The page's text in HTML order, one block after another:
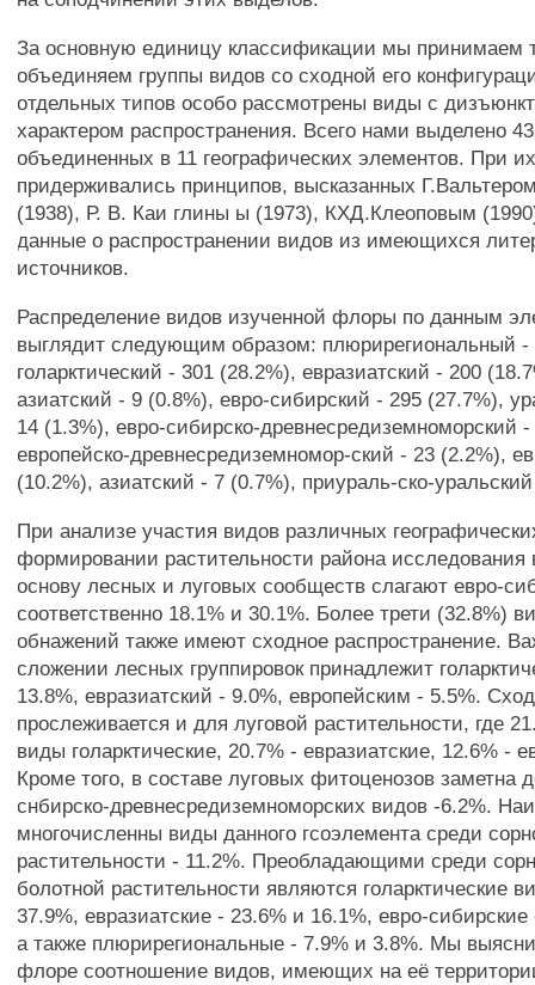
За основную единицу классификации мы принимаем
объединяем группы видов со сходной его
отдельных типов особо рассмотрены виды с
характером распространения. Всего нами выделено
объединенных в 11 географических элементов. При
придерживались принципов, высказанных
(1938), Р. В. Каи глины ы (1973), КХД.Клеоповым
данные о распространении видов из имеющихся
источников.
Распределение видов изученной флоры по данным
выглядит следующим образом: плюрирегиональный -
голарктический - 301 (28.2%), евразиатский - 200
азиатский - 9 (0.8%), евро-сибирский - 295 (27.7%),
14 (1.3%), евро-сибирско-древнесредиземноморский
европейско-древнесредиземномор-ский - 23 (2.2%),
(10.2%), азиатский - 7 (0.7%), приураль-ско-
При анализе участия видов различных
формировании растительности района исследования
основу лесных и луговых сообществ слагают евро-
соответственно 18.1% и 30.1%. Более трети (32.8%)
обнажений также имеют сходное распространение.
сложении лесных группировок принадлежит
13.8%, евразиатский - 9.0%, европейским - 5.5%.
прослеживается и для луговой растительности, где
виды голарктические, 20.7% - евразиатские, 12.6% -
Кроме того, в составе луговых фитоценозов заметна
снбирско-древнесредиземноморских видов -6.2%.
многочисленны виды данного гсоэлемента среди
растительности - 11.2%. Преобладающими среди
болотной растительности являются голарктические
37.9%, евразиатские - 23.6% и 16.1%, евро-
а также плюрирегиональные - 7.9% и 3.8%. Мы
флоре соотношение видов, имеющих на её